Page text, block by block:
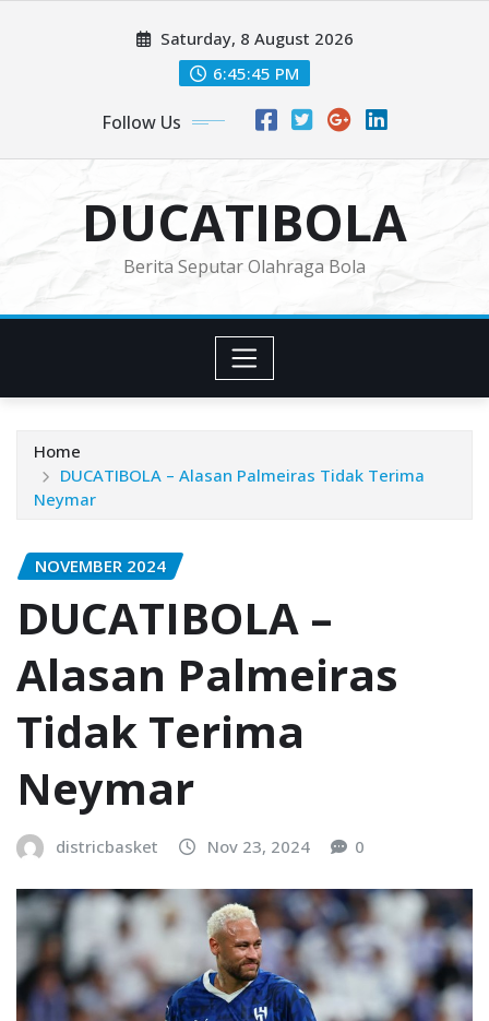
Saturday, 8 August 2026
6:45:47 PM
Follow Us
DUCATIBOLA
Berita Seputar Olahraga Bola
Home
DUCATIBOLA – Alasan Palmeiras Tidak Terima
Neymar
NOVEMBER 2024
DUCATIBOLA –
Alasan Palmeiras
Tidak Terima
Neymar
districbasket Nov 23, 2024 0